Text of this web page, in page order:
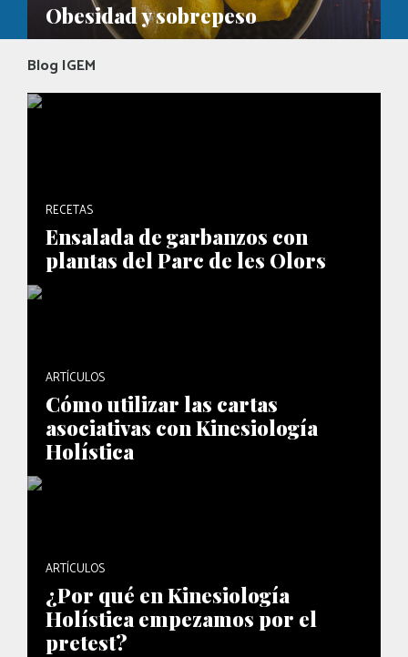
Obesidad y sobrepeso
Blog IGEM
RECETAS
Ensalada de garbanzos con
plantas del Parc de les Olors
ARTÍCULOS
Cómo utilizar las cartas
asociativas con Kinesiología
Holística
ARTÍCULOS
¿Por qué en Kinesiología
Holística empezamos por el
pretest?